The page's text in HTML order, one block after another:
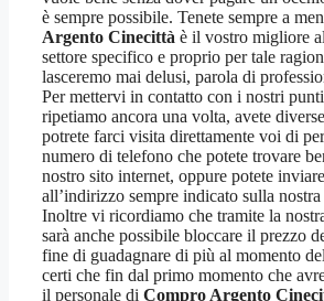
è sempre possibile. Tenete sempre a
Argento Cinecittà è il vostro migliore
settore specifico e proprio per tale
lasceremo mai delusi, parola di
Per mettervi in contatto con i nostri
ripetiamo ancora una volta, avete
potrete farci visita direttamente voi di
numero di telefono che potete trovare
nostro sito internet, oppure potete
all’indirizzo sempre indicato sulla
Inoltre vi ricordiamo che tramite la
sarà anche possibile bloccare il prezzo
fine di guadagnare di più al momento
certi che fin dal primo momento che
il personale di Compro Argento